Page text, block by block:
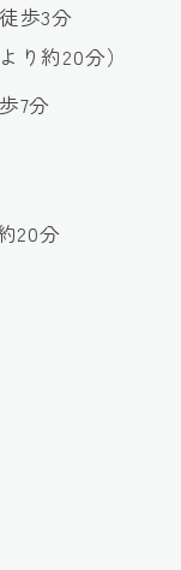
歩3分
り約20分）
7分
20分